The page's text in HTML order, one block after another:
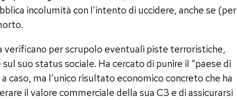
incolumità con l’intento di uccidere, anche se (per
verificano per scrupolo eventuali piste terroristiche,
suo status sociale. Ha cercato di punire il “paese di
caso, ma l’unico risultato economico concreto che ha
il valore commerciale della sua C3 e di assicurarsi